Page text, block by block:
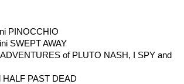
PINOCCHIO
SWEPT AWAY
of PLUTO NASH, I SPY and
HALF PAST DEAD